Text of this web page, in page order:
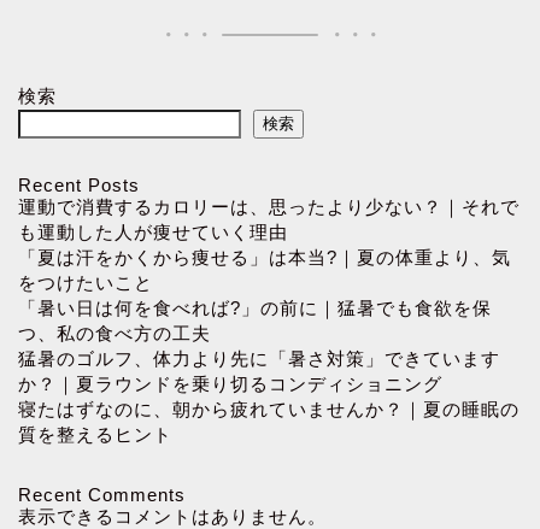
検索
検索
Recent Posts
運動で消費するカロリーは、思ったより少ない？｜それで
も運動した人が痩せていく理由
「夏は汗をかくから痩せる」は本当?｜夏の体重より、気
をつけたいこと
「暑い日は何を食べれば?」の前に｜猛暑でも食欲を保
つ、私の食べ方の工夫
猛暑のゴルフ、体力より先に「暑さ対策」できています
か？｜夏ラウンドを乗り切るコンディショニング
寝たはずなのに、朝から疲れていませんか？｜夏の睡眠の
質を整えるヒント
Recent Comments
表示できるコメントはありません。